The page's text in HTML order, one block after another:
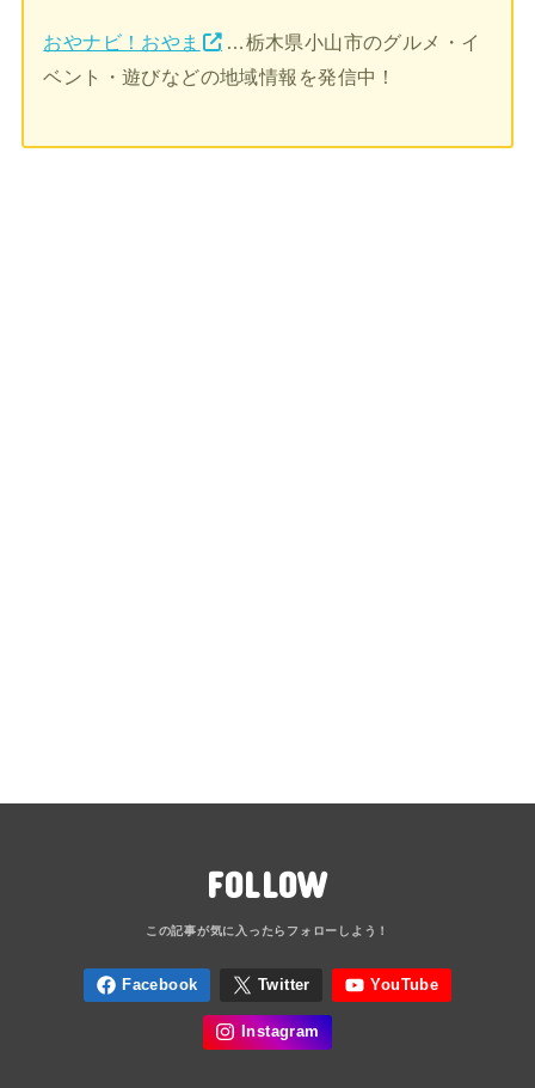
おやナビ！おやま
…栃木県小山市のグルメ・イ
ベント・遊びなどの地域情報を発信中！
FOLLOW